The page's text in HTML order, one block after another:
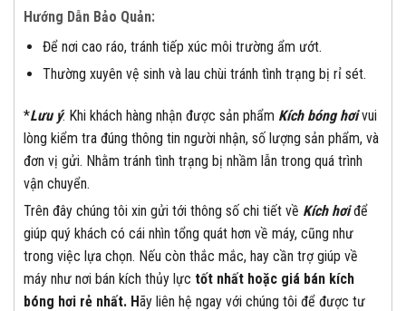
Hướng Dẫn Bảo Quản:
Để nơi cao ráo, tránh tiếp xúc môi trường ẩm ướt.
Thường xuyên vệ sinh và lau chùi tránh tình trạng bị rỉ sét.
*Lưu ý: Khi khách hàng nhận được sản phẩm Kích bóng hơivui
lòng kiểm tra đúng thông tin người nhận, số lượng sản phẩm, và
đơn vị gửi. Nhằm tránh tình trạng bị nhầm lẫn trong quá trình
vận chuyển.
Trên đây chúng tôi xin gửi tới thông số chi tiết về Kích hơiđể
giúp quý khách có cái nhìn tổng quát hơn về máy, cũng như
trong việc lựa chọn. Nếu còn thắc mắc, hay cần trợ giúp về
máy như nơi bán kích thủy lực tốt nhất hoặc giá bán kích
bóng hơi rẻ nhất. Hãy liên hệ ngay với chúng tôi để được tư